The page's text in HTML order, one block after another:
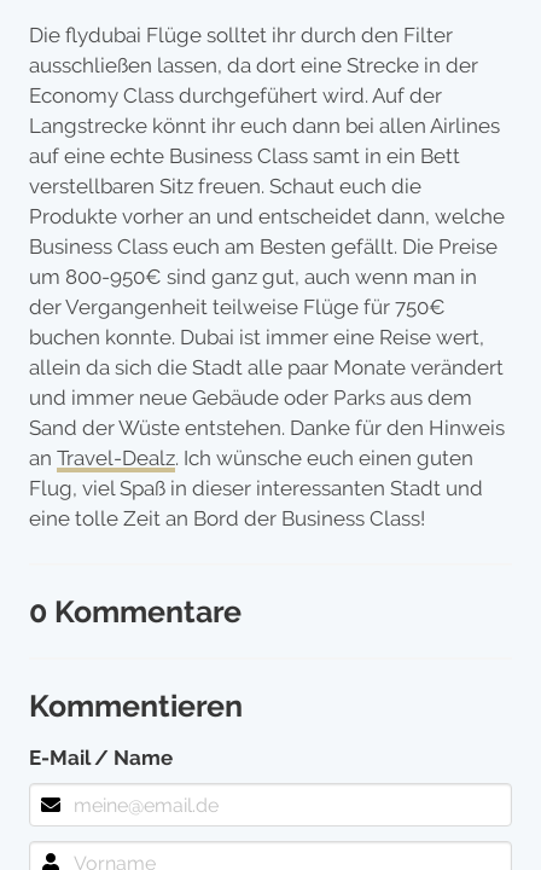
Die flydubai Flüge solltet ihr durch den Filter
ausschließen lassen, da dort eine Strecke in der
Economy Class durchgefühert wird. Auf der
Langstrecke könnt ihr euch dann bei allen Airlines
auf eine echte Business Class samt in ein Bett
verstellbaren Sitz freuen. Schaut euch die
Produkte vorher an und entscheidet dann, welche
Business Class euch am Besten gefällt. Die Preise
um 800-950€ sind ganz gut, auch wenn man in
der Vergangenheit teilweise Flüge für 750€
buchen konnte. Dubai ist immer eine Reise wert,
allein da sich die Stadt alle paar Monate verändert
und immer neue Gebäude oder Parks aus dem
Sand der Wüste entstehen. Danke für den Hinweis
an Travel-Dealz. Ich wünsche euch einen guten
Flug, viel Spaß in dieser interessanten Stadt und
eine tolle Zeit an Bord der Business Class!
0 Kommentare
Kommentieren
E-Mail / Name